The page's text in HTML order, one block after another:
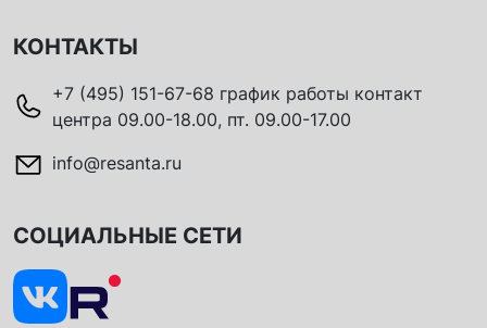
КОНТАКТЫ
+7 (495) 151-67-68 график работы контакт
центра 09.00-18.00, пт. 09.00-17.00
info@resanta.ru
СОЦИАЛЬНЫЕ СЕТИ